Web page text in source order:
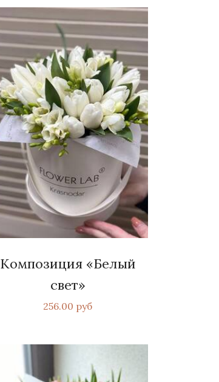
Композиция «Белый
свет»
256.00 руб